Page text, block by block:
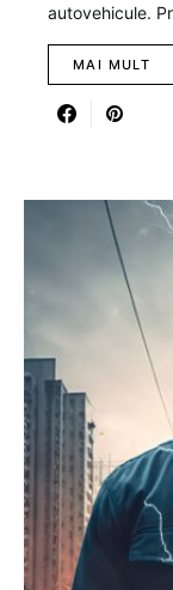
autovehicule.
MAI MULT